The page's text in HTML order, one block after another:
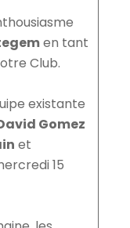
en tant
Club.
existante
Gomez
et
15